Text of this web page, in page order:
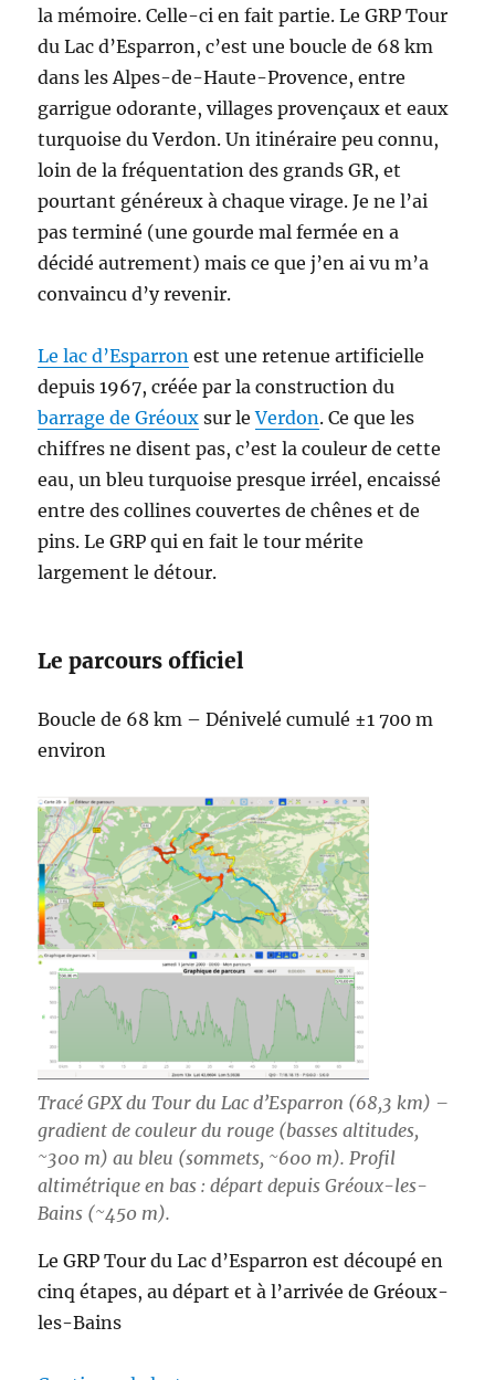
la mémoire. Celle-ci en fait partie. Le GRP Tour
du Lac d’Esparron, c’est une boucle de 68 km
dans les Alpes-de-Haute-Provence, entre
garrigue odorante, villages provençaux et eaux
turquoise du Verdon. Un itinéraire peu connu,
loin de la fréquentation des grands GR, et
pourtant généreux à chaque virage. Je ne l’ai
pas terminé (une gourde mal fermée en a
décidé autrement) mais ce que j’en ai vu m’a
convaincu d’y revenir.
Le lac d’Esparron est une retenue artificielle
depuis 1967, créée par la construction du
barrage de Gréoux sur leVerdon. Ce que les
chiffres ne disent pas, c’est la couleur de cette
eau, un bleu turquoise presque irréel, encaissé
entre des collines couvertes de chênes et de
pins. Le GRP qui en fait le tour mérite
largement le détour.
Le parcours officiel
Boucle de 68 km – Dénivelé cumulé ±1 700 m
environ
Tracé GPX du Tour du Lac d’Esparron (68,3 km) –
gradient de couleur du rouge (basses altitudes,
~300 m) au bleu (sommets, ~600 m). Profil
altimétrique en bas : départ depuis Gréoux-les-
Bains (~450 m).
Le GRP Tour du Lac d’Esparron est découpé en
cinq étapes, au départ et à l’arrivée de Gréoux-
les-Bains